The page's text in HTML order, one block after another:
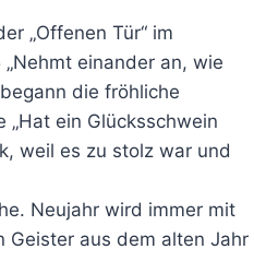
„Offenen Tür“ im
einander an, wie
die fröhliche
„Hat ein Glücksschwein
weil es zu stolz war und
Neujahr wird immer mit
Geister aus dem alten Jahr